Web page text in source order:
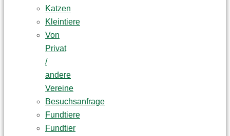
Katzen
Kleintiere
Von
Privat
/
andere
Vereine
Besuchsanfrage
Fundtiere
Fundtier